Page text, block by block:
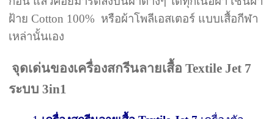
ฝ้าย Cotton 100% หรือผ้าโพลีเอสเตอร์ แบบเสื้อกีฬา
เหล่านั้นเอง
จุดเด่นของเครื่องสกรีนลายเสื้อ Textile Jet 7
ระบบ 3in1